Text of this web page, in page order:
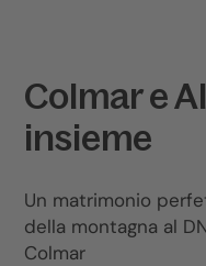
Colmar e
insieme
Un matrimonio
della montagna al
Colmar